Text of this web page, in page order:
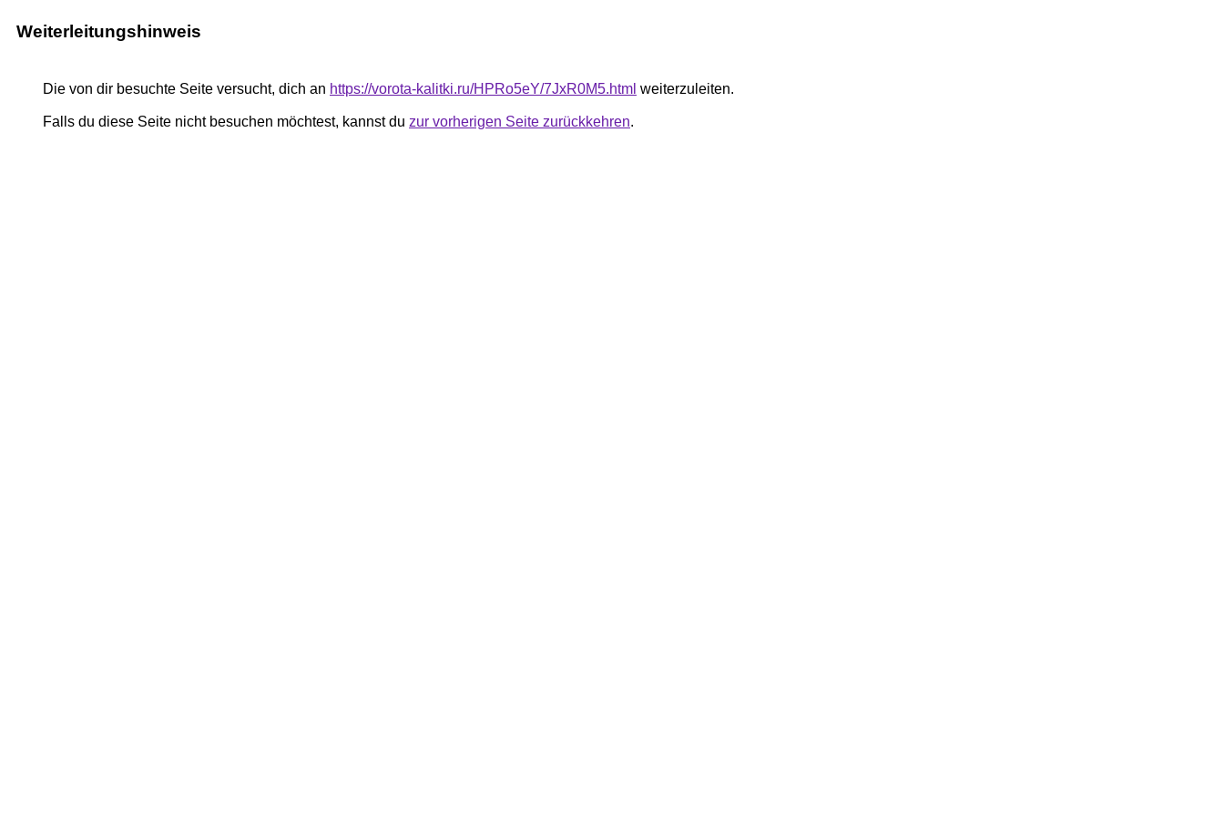
Weiterleitungshinweis
Die von dir besuchte Seite versucht, dich an https://vorota-kalitki.ru/HPRo5eY/7JxR0M5.html weiterzuleiten.
Falls du diese Seite nicht besuchen möchtest, kannst du zur vorherigen Seite zurückkehren.